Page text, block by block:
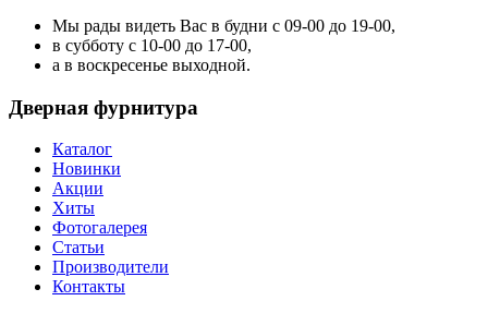
Мы рады видеть Вас в будни с 09-00 до 19-00,
в субботу с 10-00 до 17-00,
а в воскресенье выходной.
Дверная фурнитура
Каталог
Новинки
Акции
Хиты
Фотогалерея
Статьи
Производители
Контакты